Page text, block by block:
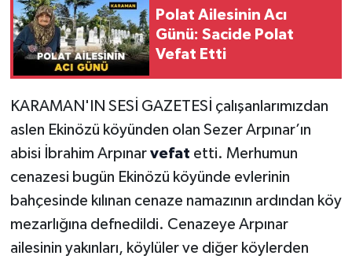
Polat Ailesinin Acı
Günü: Sacide Polat
Vefat Etti
KARAMAN'IN SESİ GAZETESİ çalışanlarımızdan
aslen Ekinözü köyünden olan Sezer Arpınar’ın
abisi İbrahim Arpınar vefat etti. Merhumun
cenazesi bugün Ekinözü köyünde evlerinin
bahçesinde kılınan cenaze namazının ardından köy
mezarlığına defnedildi. Cenazeye Arpınar
ailesinin yakınları, köylüler ve diğer köylerden